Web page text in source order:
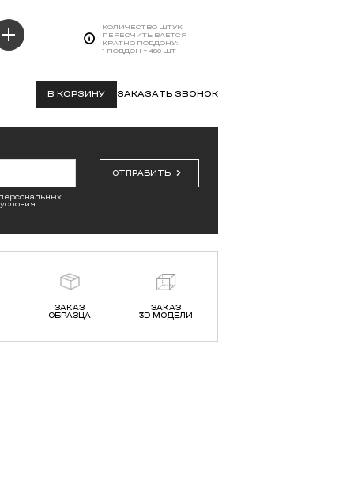
КОЛИЧЕСТВО ШТУК
ПЕРЕСЧИТЫВАЕТСЯ
КРАТНО ПОДДОНУ:
1 ПОДДОН = 480 ШТ
В КОРЗИНУ ЗАКАЗАТЬ ЗВОНОК
ОТПРАВИТЬ
ЗАКАЗ
ОБРАЗЦА
ЗАКАЗ
3D МОДЕЛИ